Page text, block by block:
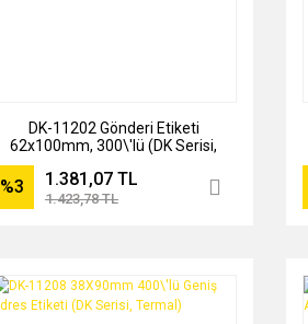
DK-11202 Gönderi Etiketi
62x100mm, 300\'lü (DK Serisi,
%3 1.381,07 TL
1.423,78 TL